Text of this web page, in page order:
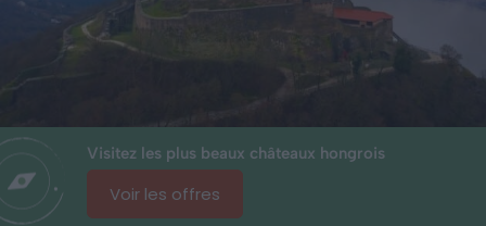
Visitez les plus beaux châteaux hongrois
Voir les offres